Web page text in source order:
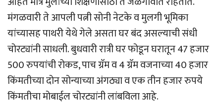
मंगळवारी ते आपली पत्नी सोनी नेटके व मुलगी भूमिका
यांच्यासह पाथरी येथे गेले असता घर बंद असल्याची संधी
चोरट्यांनी साधली. बुधवारी रात्री घर फोडून घरातून 47 हजार
500 रुपयांची रोकड, पाच ग्रॅम व 4 ग्रॅम वजनाच्या 40 हजार
किंमतीच्या दोन सोन्याच्या अंगठ्या व एक तीन हजार रुपये
किंमतीचा मोबाईल चोरट्यांनी लांबविला आहे.